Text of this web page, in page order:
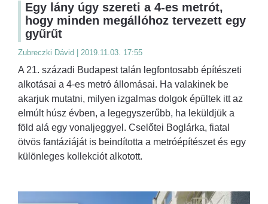
Egy lány úgy szereti a 4-es metrót,
hogy minden megállóhoz tervezett egy
gyűrűt
Zubreczki Dávid | 2019.11.03. 17:55
A 21. századi Budapest talán legfontosabb építészeti
alkotásai a 4-es metró állomásai. Ha valakinek be
akarjuk mutatni, milyen izgalmas dolgok épültek itt az
elmúlt húsz évben, a legegyszerűbb, ha leküldjük a
föld alá egy vonaljeggyel. Cselőtei Boglárka, fiatal
ötvös fantáziáját is beindította a metróépítészet és egy
különleges kollekciót alkotott.